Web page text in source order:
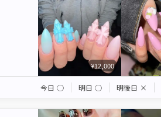
¥12,000
今日 ◯ 明日 ◯ 明後日 ×